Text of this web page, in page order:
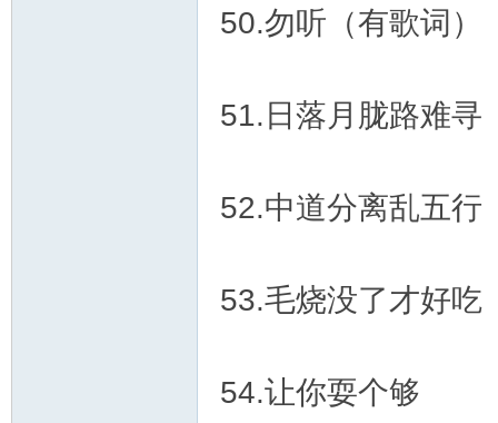
50.勿听（有歌词）
51.日落月胧路难寻
52.中道分离乱五行
53.毛烧没了才好吃
54.让你耍个够